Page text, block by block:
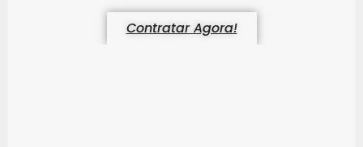
Contratar Agora!